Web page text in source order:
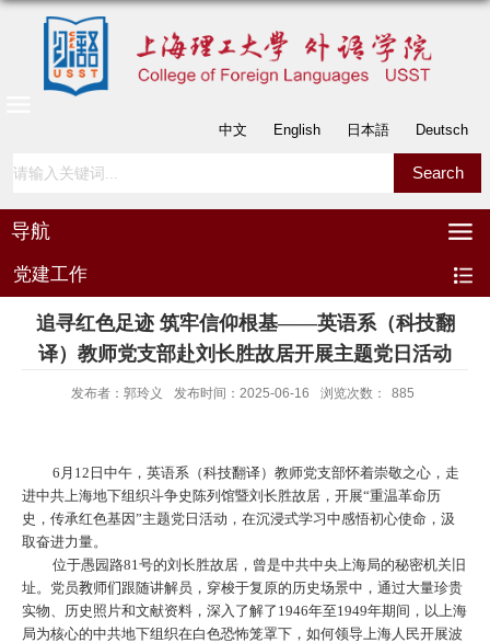
中文 English 日本語 Deutsch
导航
党建工作
追寻红色足迹 筑牢信仰根基——英语系（科技翻
译）教师党支部赴刘长胜故居开展主题党日活动
发布者：郭玲义 发布时间：2025-06-16 浏览次数： 885
6 月 12 日中午，英语系（科技翻译）教师党支部怀着崇敬之心，走
进中共上海地下组织斗争史陈列馆暨刘长胜故居，开展“重温革命历
史，传承红色基因”主题党日活动，在沉浸式学习中感悟初心使命，汲
取奋进力量。
位于愚园路81 号的刘长胜故居，曾是中共中央上海局的秘密机关旧
址。党员教师们 跟随讲解员，穿梭于复原的历史场景中，通过大量珍贵
实物、历史照片和文献资料，深入了解了 1946年至1949年期间，以上海
局为核心的中共地下组织在白色恐怖笼罩下，如何领导上海人民开展波